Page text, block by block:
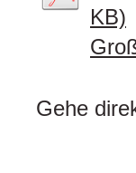
KB)
Gehe